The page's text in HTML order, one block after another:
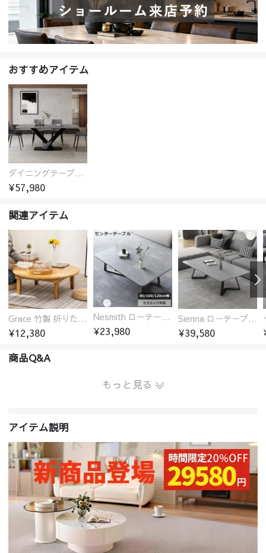
おすすめアイテム
ダイニングテーブル おしゃれ セラミック天板 大理石柄 食卓 4人用 4人 6人 140cm 160cm 180cm 耐久性 耐熱 食事テーブル
¥57,980
関連アイテム
Grace 竹製 折りたたみ式ローテーブル センターテーブル センターテーブル 円型
¥12,380
Nesmith ローテーブル センターテーブル セラミック天板
¥23,980
Sienna ローテーブル センターテーブル セラミック天板 幅100/120/130/140cm
¥39,580
商品Q&A
もっと見る
アイテム説明